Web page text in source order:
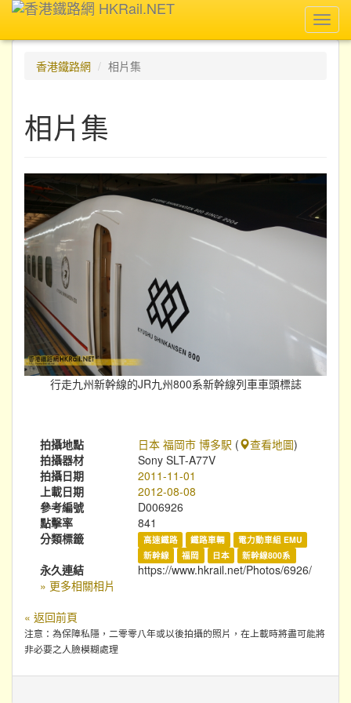
香港鐵路網
相片集
相片集
行走九州新幹線的JR九州800系新幹線列車車頭標誌
拍攝地點 日本 福岡市 博多駅 ( 查看地圖)
拍攝器材
Sony SLT-A77V
拍攝日期
2011-11-01
上載日期
2012-08-08
參考編號
D006926
點擊率
841
分類標籤
高速鐵路 鐵路車輛
電力動車組 EMU
新幹線
福岡 日本 新幹線800系
永久連結
https://www.hkrail.net/Photos/6926/
» 更多相關相片
« 返回前頁
注意：為保障私隱，二零零八年或以後拍攝的照片，在上載時將盡可能將
非必要之人臉模糊處理